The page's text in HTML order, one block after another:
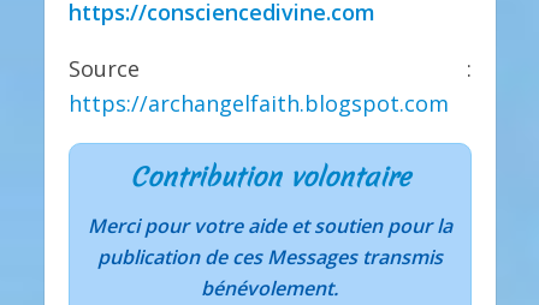
https://consciencedivine.com
Source :
https://archangelfaith.blogspot.com
Contribution volontaire
Merci pour votre aide et soutien pour la
publication de ces Messages transmis
bénévolement.